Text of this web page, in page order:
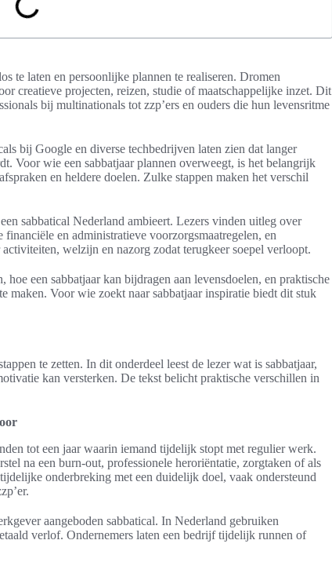
te laten en persoonlijke plannen te realiseren. Dromen
creatieve projecten, reizen, studie of maatschappelijke inzet. Dit
bij multinationals tot zzp’ers en ouders die hun levensritme
bij Google en diverse techbedrijven laten zien dat langer
Voor wie een sabbatjaar plannen overweegt, is het belangrijk
en heldere doelen. Zulke stappen maken het verschil
sabbatical Nederland ambieert. Lezers vinden uitleg over
en administratieve voorzorgsmaatregelen, en
welzijn en nazorg zodat terugkeer soepel verloopt.
een sabbatjaar kan bijdragen aan levensdoelen, en praktische
maken. Voor wie zoekt naar sabbatjaar inspiratie biedt dit stuk
te zetten. In dit onderdeel leest de lezer wat is sabbatjaar,
kan versterken. De tekst belicht praktische verschillen in
tot een jaar waarin iemand tijdelijk stopt met regulier werk.
na een burn-out, professionele heroriëntatie, zorgtaken of als
onderbreking met een duidelijk doel, vaak ondersteund
aangeboden sabbatical. In Nederland gebruiken
verlof. Ondernemers laten een bedrijf tijdelijk runnen of